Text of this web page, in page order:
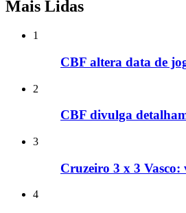
Mais Lidas
1
CBF altera data de
2
CBF divulga
3
Cruzeiro 3 x 3
4